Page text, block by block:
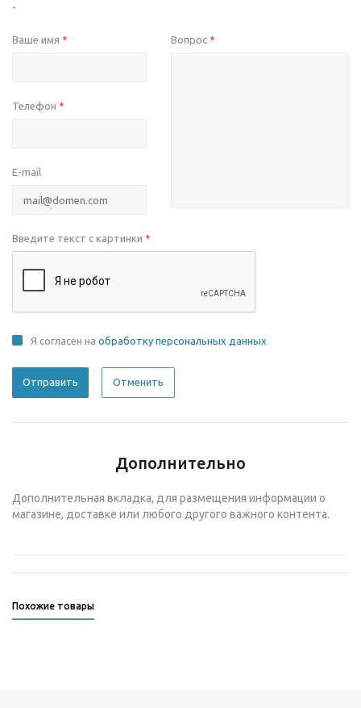
-
Ваше имя *
Телефон *
E-mail
Вопрос *
Введите текст с картинки *
Я согласен на обработку персональных данных
Отменить
Дополнительно
Дополнительная вкладка, для размещения информации о
магазине, доставке или любого другого важного контента.
Похожие товары